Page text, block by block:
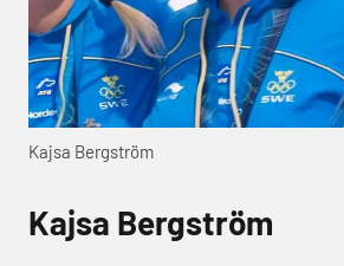
Kajsa Bergström
Kajsa Bergström